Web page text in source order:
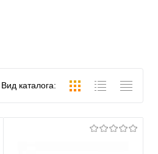
Вид каталога: